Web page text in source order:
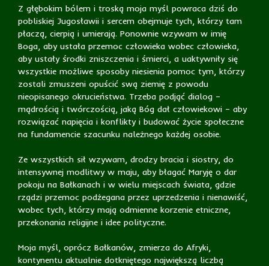
Z głębokim bólem i troską moja myśl powraca dziś do
pobliskiej Jugosławii i sercem obejmuje tych, którzy tam
płaczą, cierpią i umierają. Ponownie wzywam w imię
Boga, aby ustała przemoc człowieka wobec człowieka,
aby ustały środki zniszczenia i śmierci, a uaktywniły się
wszystkie możliwe sposoby niesienia pomoc tym, którzy
zostali zmuszeni opuścić swą ziemię z powodu
nieopisanego okrucieństwa. Trzeba podjąć dialog –
mądrością i twórczością, jaką Bóg dał człowiekowi – aby
rozwiązać napięcia i konflikty i budować życie społeczne
na fundamencie szacunku należnego każdej osobie.
Ze wszystkich sił wzywam, drodzy bracia i siostry, do
intensywnej modlitwy w maju, aby błagać Maryję o dar
pokoju na Bałkanach i w wielu miejscach świata, gdzie
rządzi przemoc podżegana przez uprzedzenia i nienawiść,
wobec tych, którzy mają odmienne korzenie etniczne,
przekonania religijne i idee polityczne.
Moja myśl, oprócz Bałkanów, zmierza do Afryki,
kontynentu aktualnie dotkniętego największą liczbą